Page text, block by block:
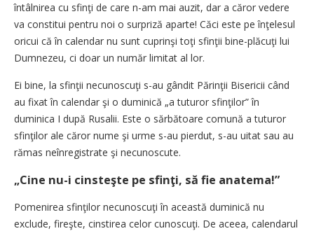
întâlnirea cu sfinţi de care n-am mai auzit, dar a căror vedere
va constitui pentru noi o surpriză aparte! Căci este pe înţelesul
oricui că în calendar nu sunt cuprinşi toţi sfinţii bine-plăcuţi lui
Dumnezeu, ci doar un număr limitat al lor.
Ei bine, la sfinţii necunoscuţi s-au gândit Părinţii Bisericii când
au fixat în calendar şi o duminică „a tuturor sfinţilor” în
duminica I după Rusalii. Este o sărbătoare comună a tuturor
sfinţilor ale căror nume şi urme s-au pierdut, s-au uitat sau au
rămas neînregistrate şi necunoscute.
„Cine nu-i cinsteşte pe sfinţi, să fie anatema!”
Pomenirea sfinţilor necunoscuţi în această duminică nu
exclude, fireşte, cinstirea celor cunoscuţi. De aceea, calendarul